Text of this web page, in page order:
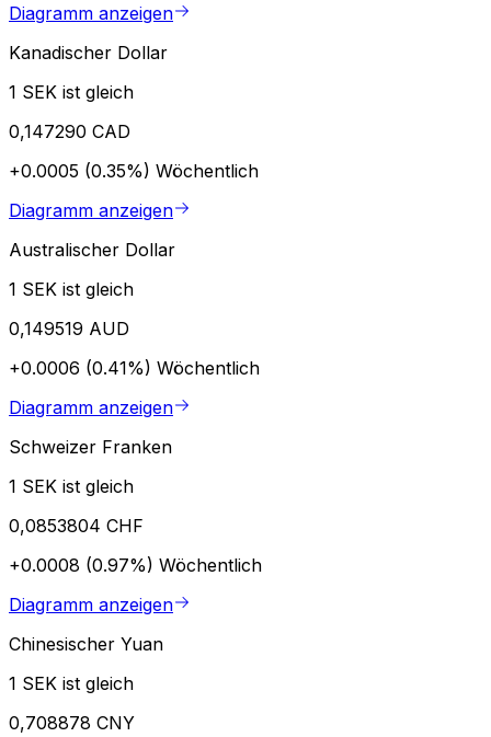
Diagramm anzeigen
Kanadischer Dollar
1 SEK ist gleich
0,147290 CAD
+0.0005 (0.35%) Wöchentlich
Diagramm anzeigen
Australischer Dollar
1 SEK ist gleich
0,149519 AUD
+0.0006 (0.41%) Wöchentlich
Diagramm anzeigen
Schweizer Franken
1 SEK ist gleich
0,0853804 CHF
+0.0008 (0.97%) Wöchentlich
Diagramm anzeigen
Chinesischer Yuan
1 SEK ist gleich
0,708878 CNY